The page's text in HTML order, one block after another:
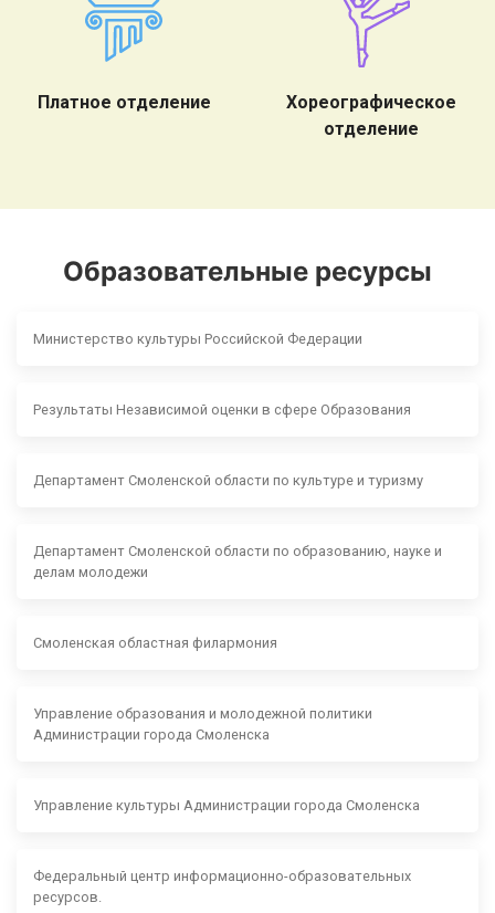
Платное отделение
Хореографическое
отделение
Образовательные ресурсы
Министерство культуры Российской Федерации
Результаты Независимой оценки в сфере Образования
Департамент Смоленской области по культуре и туризму
Департамент Смоленской области по образованию, науке и
делам молодежи
Смоленская областная филармония
Управление образования и молодежной политики
Администрации города Смоленска
Управление культуры Администрации города Смоленска
Федеральный центр информационно-образовательных
ресурсов.